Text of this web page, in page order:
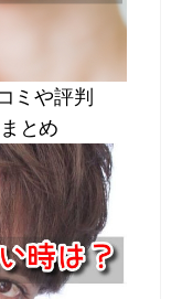
ミや評判
とめ